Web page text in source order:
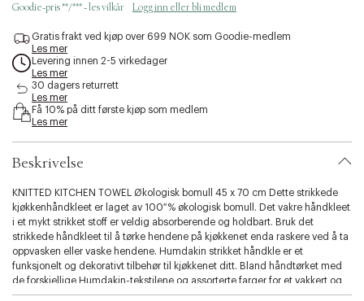
c
s
s
i
b
l
t
.
a
r
i
a
t
i
o
Goodie-pris **/*** - les vilkår Logg inn eller bli medlem
Gratis frakt ved kjøp over 699 NOK som Goodie-medlem
Les mer
Levering innen 2-5 virkedager
Les mer
30 dagers returrett
Les mer
Få 10% på ditt første kjøp som medlem
Les mer
Beskrivelse
KNITTED KITCHEN TOWEL Økologisk bomull 45 x 70 cm Dette strikkede
kjøkkenhåndkleet er laget av 100 % økologisk bomull. Det vakre håndkleet
i et mykt strikket stoff er veldig absorberende og holdbart. Bruk det
strikkede håndkleet til å tørke hendene på kjøkkenet enda raskere ved å ta
oppvasken eller vaske hendene. Humdakin strikket håndkle er et
funksjonelt og dekorativt tilbehør til kjøkkenet ditt. Bland håndtørket med
de forskjellige Humdakin-tekstilene og assorterte farger for et vakkert og
stilig hjem. - Vask ved 60C - Tehåndkleet kan tørkes i tørketrommel. - For